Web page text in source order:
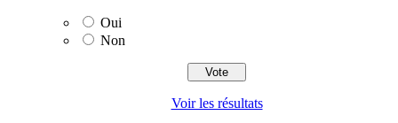
Oui
Non
Voir les résultats